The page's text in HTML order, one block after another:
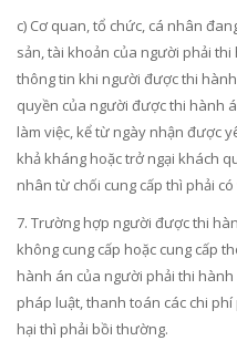
c) Cơ quan, tổ chức, cá nhân
sản, tài khoản của người phải
thông tin khi người được thi
quyền của người được thi hành
làm việc, kể từ ngày nhận được
khả kháng hoặc trở ngại khách
nhân từ chối cung cấp thì phải
7. Trường hợp người được thi
không cung cấp hoặc cung cấp
hành án của người phải thi
pháp luật, thanh toán các chi
hại thì phải bồi thường.